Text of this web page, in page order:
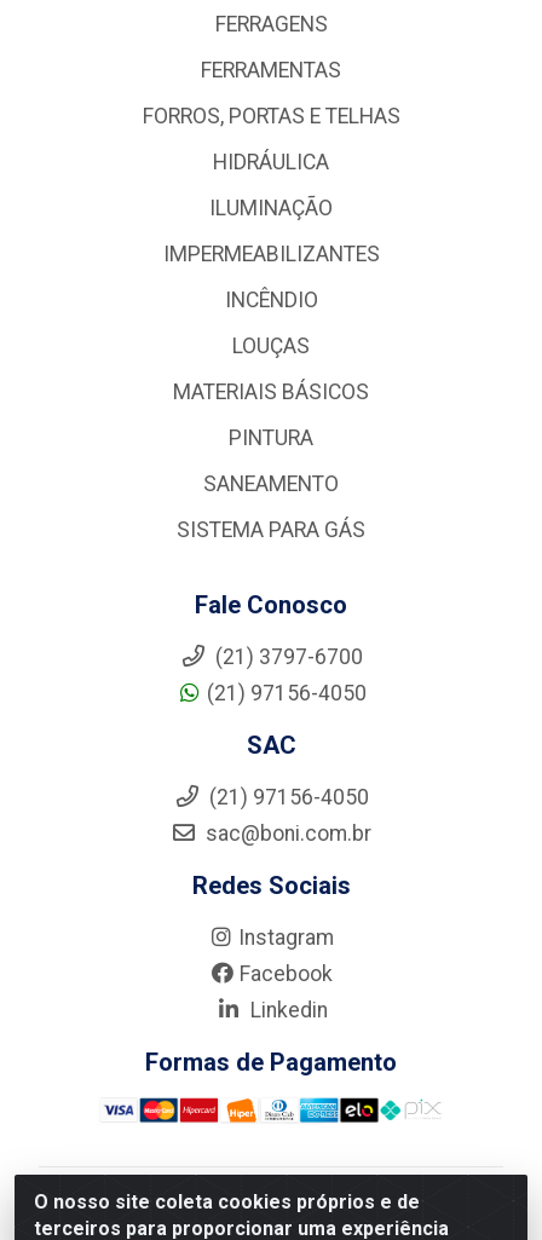
O nosso site coleta cookies próprios e de
terceiros para proporcionar uma experiência
FERRAGENS
FERRAMENTAS
FORROS, PORTAS E TELHAS
HIDRÁULICA
ILUMINAÇÃO
IMPERMEABILIZANTES
INCÊNDIO
LOUÇAS
MATERIAIS BÁSICOS
PINTURA
SANEAMENTO
SISTEMA PARA GÁS
Fale Conosco
(21) 3797-6700
(21) 97156-4050
SAC
(21) 97156-4050
sac@boni.com.br
Redes Sociais
Instagram
Facebook
Linkedin
Formas de Pagamento
Nova Boni Distribuidora de Material de Construção LTDA
- Rua Alice Tibiriçá, 330 - Vila Da Penha, Rio de